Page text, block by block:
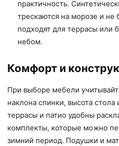
практичность.
трескаются на морозе и не
подходят для террасы или
небом.
Комфорт и
При выборе мебели
наклона спинки, высота
террасы и патио удобны
комплекты, которые можно
зимний период. Подушки и